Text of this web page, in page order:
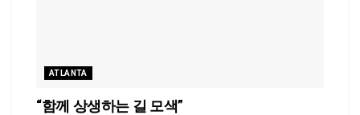
ATLANTA
“함께 상생하는 길 모색”